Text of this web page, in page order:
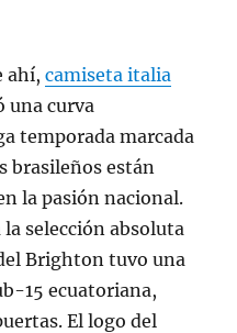
ahí,camiseta italia
una curva
temporada marcada
brasileños están
la pasión nacional.
la selección absoluta
Brighton tuvo una
15 ecuatoriana,
El logo del